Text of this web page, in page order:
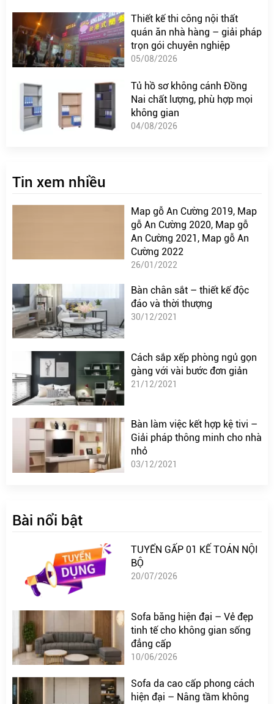
Thiết kế thi công nội thất
quán ăn nhà hàng – giải pháp
trọn gói chuyên nghiệp
05/08/2026
Tủ hồ sơ không cánh Đồng
Nai chất lượng, phù hợp mọi
không gian
04/08/2026
Tin xem nhiều
Map gỗ An Cường 2019, Map
gỗ An Cường 2020, Map gỗ
An Cường 2021, Map gỗ An
Cường 2022
26/01/2022
Bàn chân sắt – thiết kế độc
đáo và thời thượng
30/12/2021
Cách sắp xếp phòng ngủ gọn
gàng với vài bước đơn giản
21/12/2021
Bàn làm việc kết hợp kệ tivi –
Giải pháp thông minh cho nhà
nhỏ
03/12/2021
Bài nổi bật
TUYỂN GẤP 01 KẾ TOÁN NỘI
BỘ
20/07/2026
Sofa băng hiện đại – Vẻ đẹp
tinh tế cho không gian sống
đẳng cấp
10/06/2026
Sofa da cao cấp phong cách
hiện đại – Nâng tầm không